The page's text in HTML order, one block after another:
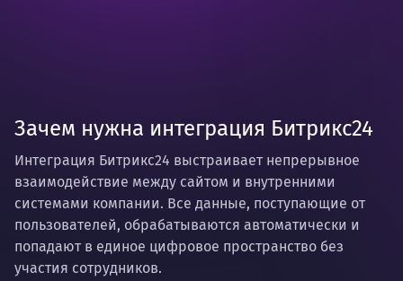
Зачем нужна интеграция Битрикс24
Интеграция Битрикс24 выстраивает непрерывное
взаимодействие между сайтом и внутренними
системами компании. Все данные, поступающие от
пользователей, обрабатываются автоматически и
попадают в единое цифровое пространство без
участия сотрудников.